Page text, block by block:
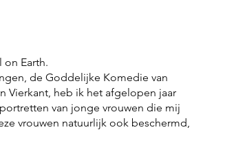
Earth.
de Goddelijke Komedie van
Vierkant, heb ik het afgelopen jaar
van jonge vrouwen die mij
vrouwen natuurlijk ook beschermd,